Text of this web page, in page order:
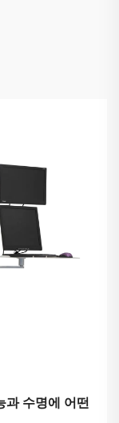
과 수명에 어떤